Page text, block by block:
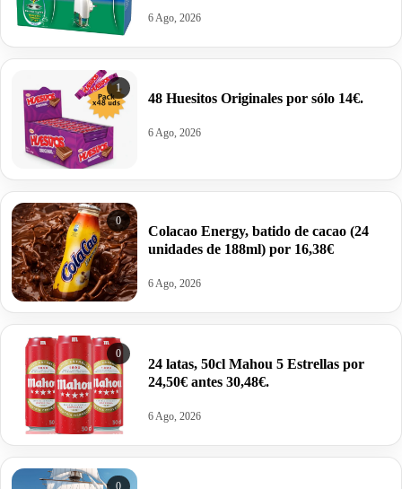
6 Ago, 2026
1
48 Huesitos Originales por sólo 14€.
6 Ago, 2026
0
Colacao Energy, batido de cacao (24
unidades de 188ml) por 16,38€
6 Ago, 2026
0
24 latas, 50cl Mahou 5 Estrellas por
24,50€ antes 30,48€.
6 Ago, 2026